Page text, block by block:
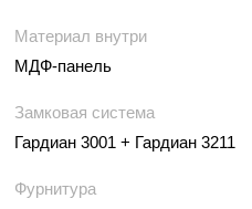
Материал внутри
МДФ-панель
Замковая система
Гардиан 3001 + Гардиан 3211
Фурнитура